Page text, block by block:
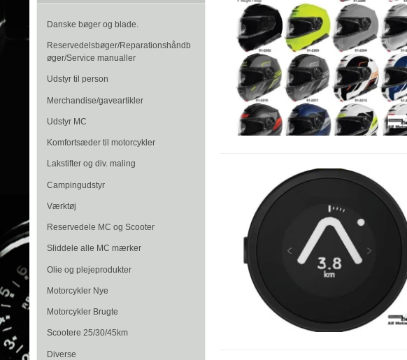
Danske bøger og blade.
Reservedelsbøger/Reparationshåndb
øger/Service manualler
Udstyr til person
Merchandise/gaveartikler
Udstyr MC
Komfortsæder til motorcykler
Lakstifter og div. maling
Campingudstyr
Værktøj
Reservedele MC og Scooter
Sliddele alle MC mærker
Olie og plejeprodukter
Motorcykler Nye
Motorcykler Brugte
Scootere 25/30/45km
Diverse